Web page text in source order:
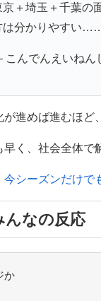
京＋埼玉＋千葉の
は分かりやすい
んでんえいねん
が進めば進むほど
早く、社会全体で
今シーズンだけで
んなの反応
か